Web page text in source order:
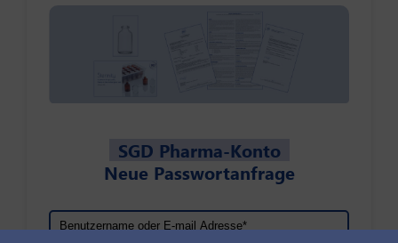
SGD Pharma-Konto
Neue Passwortanfrage